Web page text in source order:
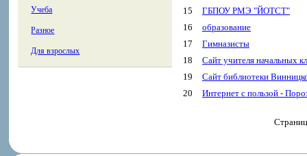
Учеба
Разное
Для взрослых
15
ГБПОУ РМЭ "ЙОТСТ"
16
образование
17
Гимназисты
18
Сайт учителя начальных
19
Сайт библиотеки
20
Интернет с пользой -